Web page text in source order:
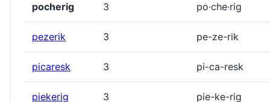
pocherig 3 po·che·rig
pezerik 3 pe-ze-rik
picaresk 3 pi-ca-resk
piekerig 3 pie-ke-rig